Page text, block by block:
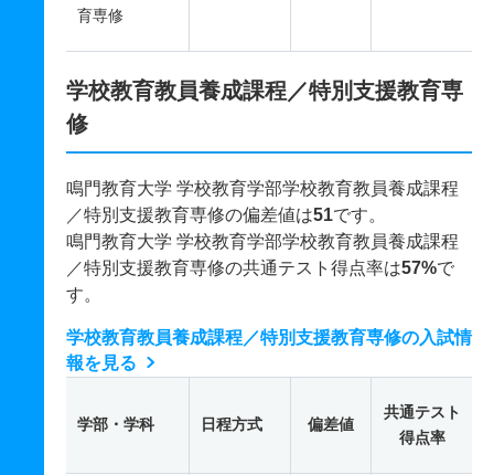
育専修
学校教育教員養成課程／特別支援教育専
修
鳴門教育大学 学校教育学部学校教育教員養成課程
／特別支援教育専修の偏差値は51です。
鳴門教育大学 学校教育学部学校教育教員養成課程
／特別支援教育専修の共通テスト得点率は57%で
す。
学校教育教員養成課程／特別支援教育専修の入試情
報を見る
学部・学科 日程方式 偏差値
共通テスト
得点率